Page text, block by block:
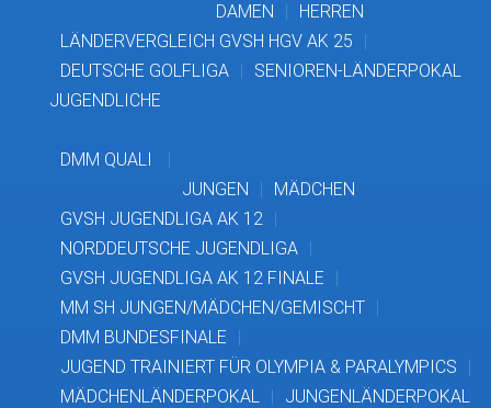
DAMEN
HERREN
LÄNDERVERGLEICH GVSH HGV AK 25
DEUTSCHE GOLFLIGA
SENIOREN-LÄNDERPOKAL
JUGENDLICHE
DMM QUALI
JUNGEN
MÄDCHEN
GVSH JUGENDLIGA AK 12
NORDDEUTSCHE JUGENDLIGA
GVSH JUGENDLIGA AK 12 FINALE
MM SH JUNGEN/MÄDCHEN/GEMISCHT
DMM BUNDESFINALE
JUGEND TRAINIERT FÜR OLYMPIA & PARALYMPICS
MÄDCHENLÄNDERPOKAL
JUNGENLÄNDERPOKAL